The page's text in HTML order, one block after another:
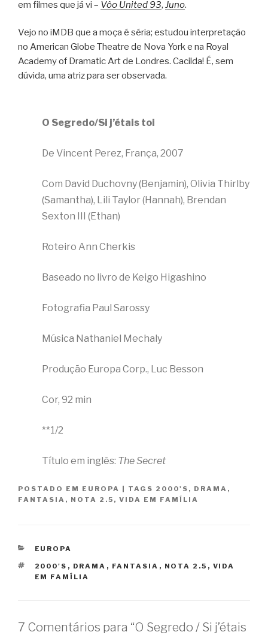
em filmes que já vi – Vôo United 93, Juno.
Vejo no iMDB que a moça é séria; estudou interpretação
no American Globe Theatre de Nova York e na Royal
Academy of Dramatic Art de Londres. Cacilda! É, sem
dúvida, uma atriz para ser observada.
O Segredo/Si j’étais toi
De Vincent Perez, França, 2007
Com David Duchovny (Benjamin), Olivia Thirlby
(Samantha), Lili Taylor (Hannah), Brendan
Sexton III (Ethan)
Roteiro Ann Cherkis
Baseado no livro de Keigo Higashino
Fotografia Paul Sarossy
Música Nathaniel Mechaly
Produção Europa Corp., Luc Besson
Cor, 92 min
**1/2
Título em inglês: The Secret
POSTADO EM EUROPA TAGS 2000'S , DRAMA ,
FANTASIA , NOTA 2.5 , VIDA EM FAMÍLIA
CATEGORIAS
EUROPA
TAGS
2000'S , DRAMA , FANTASIA , NOTA 2.5 , VIDA
EM FAMÍLIA
7 Comentários para “O Segredo / Si j’étais